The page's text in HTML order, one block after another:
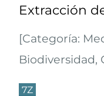
Extracción
[Categoría:
Biodiversidad,
7Z